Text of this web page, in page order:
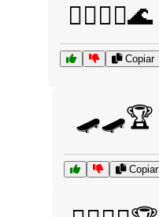
🚣‍♂️🚣‍♀️🌊
Copiar
🛹🛹🏆
Copiar